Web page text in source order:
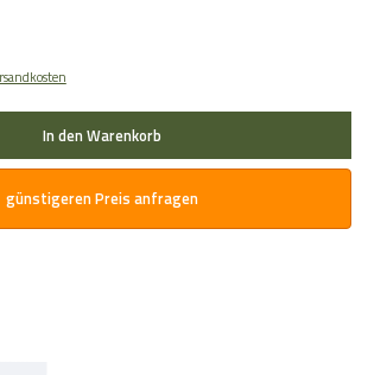
In den Warenkorb
günstigeren Preis anfragen